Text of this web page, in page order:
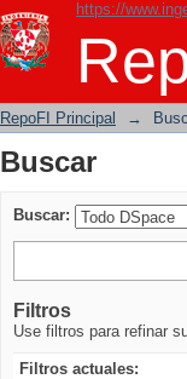
https://
Buscar
RepoFI Principal →
Buscar
Buscar:
Filtros
Use filtros para refinar
Filtros actuales: